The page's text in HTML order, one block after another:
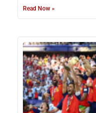
Read Now »